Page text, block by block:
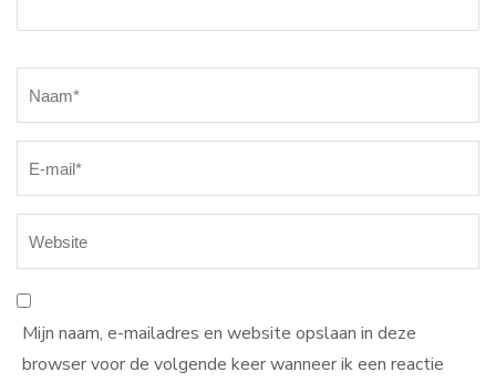
Mijn naam, e-mailadres en website opslaan in deze
browser voor de volgende keer wanneer ik een reactie